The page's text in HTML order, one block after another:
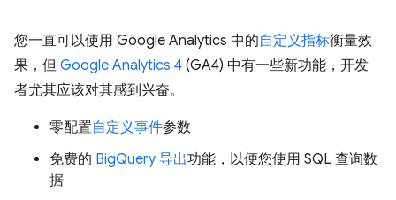
您一直可以使用 Google Analytics 中的自定义指标衡量效
果，但 Google Analytics 4 (GA4) 中有一些新功能，开发
者尤其应该对其感到兴奋。
零配置自定义事件参数
免费的 BigQuery 导出功能，以便您使用 SQL 查询数
据